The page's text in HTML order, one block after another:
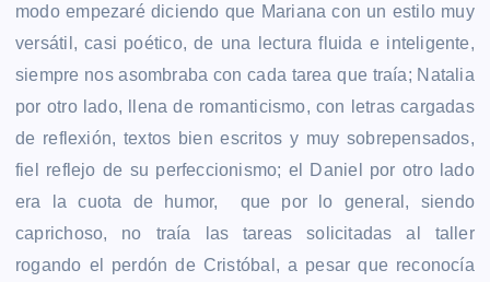
modo empezaré diciendo que Mariana con un estilo muy
versátil, casi poético, de una lectura fluida e inteligente,
siempre nos asombraba con cada tarea que traía; Natalia
por otro lado, llena de romanticismo, con letras cargadas
de reflexión, textos bien escritos y muy sobrepensados,
fiel reflejo de su perfeccionismo; el Daniel por otro lado
era la cuota de humor, que por lo general, siendo
caprichoso, no traía las tareas solicitadas al taller
rogando el perdón de Cristóbal, a pesar que reconocía